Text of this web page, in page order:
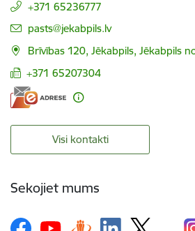
+371 65236777
E-pasts:
pasts@jekabpils.lv
Brīvības 120, Jēkabpils, Jēkabpils
+371 65207304
Visi kontakti
Sekojiet mums